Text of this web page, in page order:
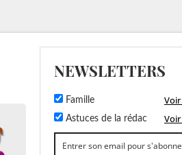
NEWSLETTERS
Famille
Astuces de la rédac